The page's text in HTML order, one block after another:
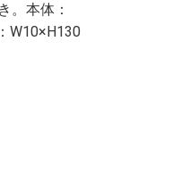
。本体：
W10×H130